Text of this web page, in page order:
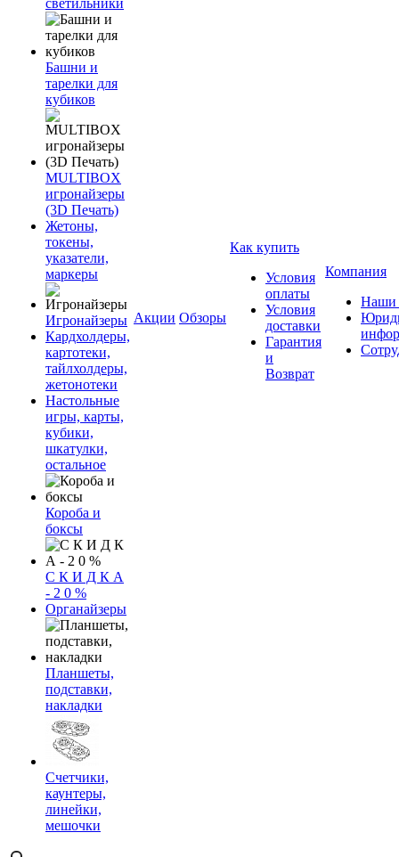
Башни и
тарелки для
кубиков
MULTIBOX
игронайзеры
(3D Печать)
Жетоны,
токены,
указатели,
маркеры
Игронайзеры
Кардхолдеры,
картотеки,
тайлхолдеры,
жетонотеки
Настольные
игры, карты,
кубики,
шкатулки,
остальное
Короба и
боксы
С К И Д К А
- 2 0 %
Органайзеры
Планшеты,
подставки,
накладки
Счетчики,
каунтеры,
линейки,
мешочки
Акции Обзоры
Как купить
Условия
оплаты
Условия
доставки
Гарантия
и
Возврат
Компания
Наши